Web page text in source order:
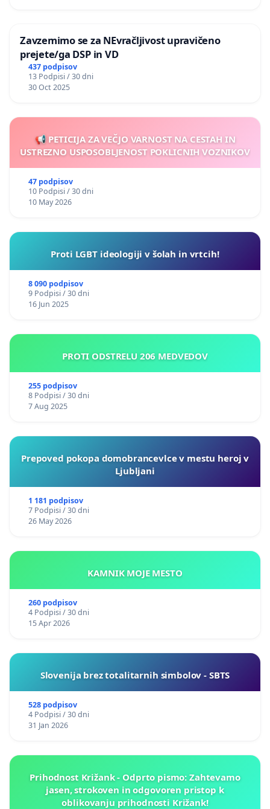
Zavzemimo se za NEvračljivost upravičeno
prejete/ga DSP in VD
437 podpisov
13 Podpisi / 30 dni
30 Oct 2025
📢 PETICIJA ZA VEČJO VARNOST NA CESTAH IN
USTREZNO USPOSOBLJENOST POKLICNIH VOZNIKOV
47 podpisov
10 Podpisi / 30 dni
10 May 2026
Proti LGBT ideologiji v šolah in vrtcih!
8 090 podpisov
9 Podpisi / 30 dni
16 Jun 2025
PROTI ODSTRELU 206 MEDVEDOV
255 podpisov
8 Podpisi / 30 dni
7 Aug 2025
Prepoved pokopa domobrancevlce v mestu heroj v
Ljubljani
1 181 podpisov
7 Podpisi / 30 dni
26 May 2026
KAMNIK MOJE MESTO
260 podpisov
4 Podpisi / 30 dni
15 Apr 2026
Slovenija brez totalitarnih simbolov - SBTS
528 podpisov
4 Podpisi / 30 dni
31 Jan 2026
Prihodnost Križank - Odprto pismo: Zahtevamo
jasen, strokoven in odgovoren pristop k
oblikovanju prihodnosti Križank!